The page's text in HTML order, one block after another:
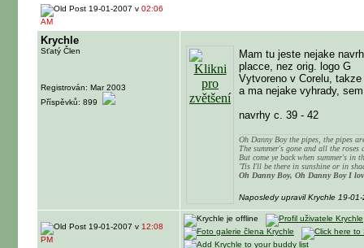
19-01-2007 v 02:06
AM
Krychle
Sťatý Člen
Registrován: Mar 2003
Příspěvků: 899
Mam tu jeste nejake
placce, nez orig. logo G
Vytvoreno v Corelu,
a ma nejake vyhrady,
navrhy c. 39 - 42
Oh Danny Boy the pipes, the pipes
The summer's gone and all the
But come ye back when summer's in
'Tis I'll be there in sunshine or in
Oh Danny Boy, Oh Danny Boy I
Naposledy upravil Krychle 19-
19-01-2007 v 12:08
PM